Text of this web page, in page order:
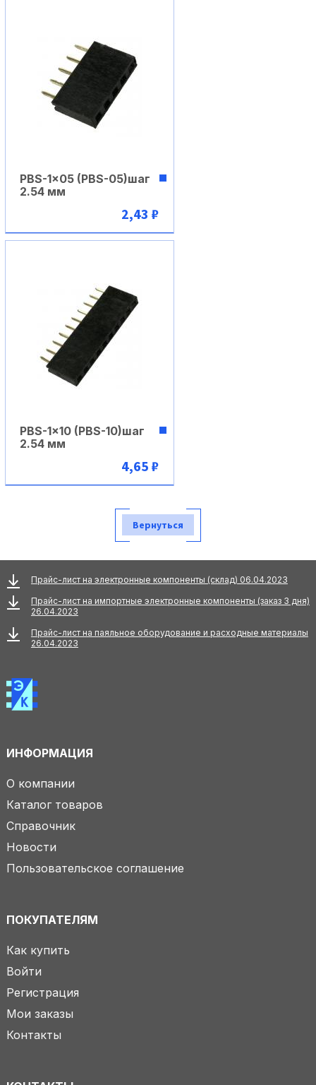
В корзину
PBS-1x05 (PBS-05)шаг
2.54 мм
2,43 ₽
PBS-1x10 (PBS-10)шаг
2.54 мм
4,65 ₽
Вернуться
Прайс-лист на электронные компоненты (склад) 06.04.2023
Прайс-лист на импортные электронные компоненты (заказ 3 дня)
26.04.2023
Прайс-лист на паяльное оборудование и расходные материалы
26.04.2023
ИНФОРМАЦИЯ
О компании
Каталог товаров
Справочник
Новости
Пользовательское соглашение
ПОКУПАТЕЛЯМ
Как купить
Войти
Регистрация
Мои заказы
Контакты